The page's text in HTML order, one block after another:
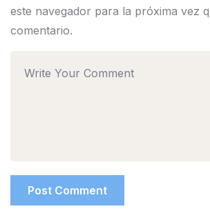
este navegador para la próxima vez
comentario.